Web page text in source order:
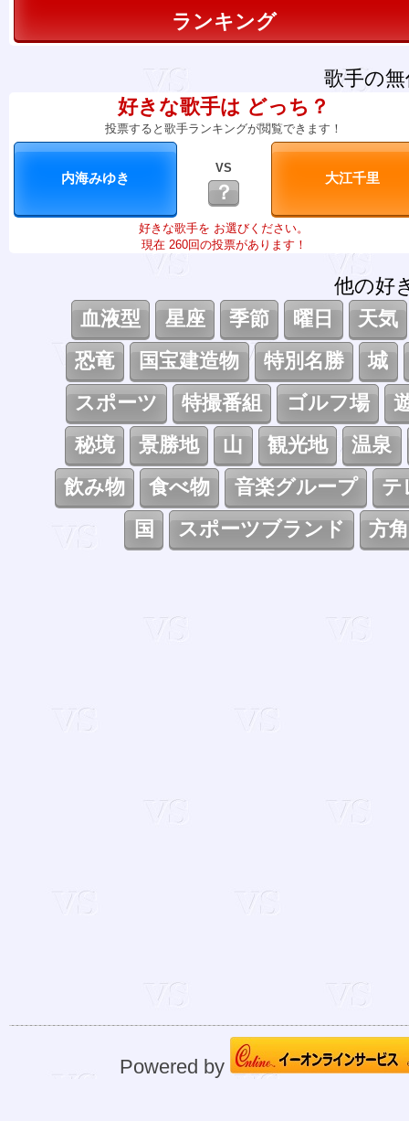
ランキング
歌手の
好きな歌手は どっち？
投票すると歌手ランキングが閲覧できます！
VS
？
好きな歌手を お選びください。
現在 260回の投票があります！
他の好
血液型
星座 季節 曜日
天気
恐竜
国宝建造物 特別名勝
城
スポーツ
特撮番組 ゴルフ場
秘境
景勝地 山 観光地
温泉
飲み物
食べ物 音楽グループ
テ
国
スポーツブランド 方角
Powered by